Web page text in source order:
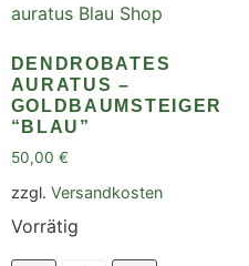
DENDROBATES
AURATUS –
GOLDBAUMSTEIGER
“BLAU”
50,00 €
zzgl. Versandkosten
Vorrätig